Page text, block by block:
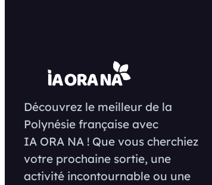
Découvrez le meilleur de la
Polynésie française avec
IA ORA NA ! Que vous cherchiez
votre prochaine sortie, une
activité incontournable ou une